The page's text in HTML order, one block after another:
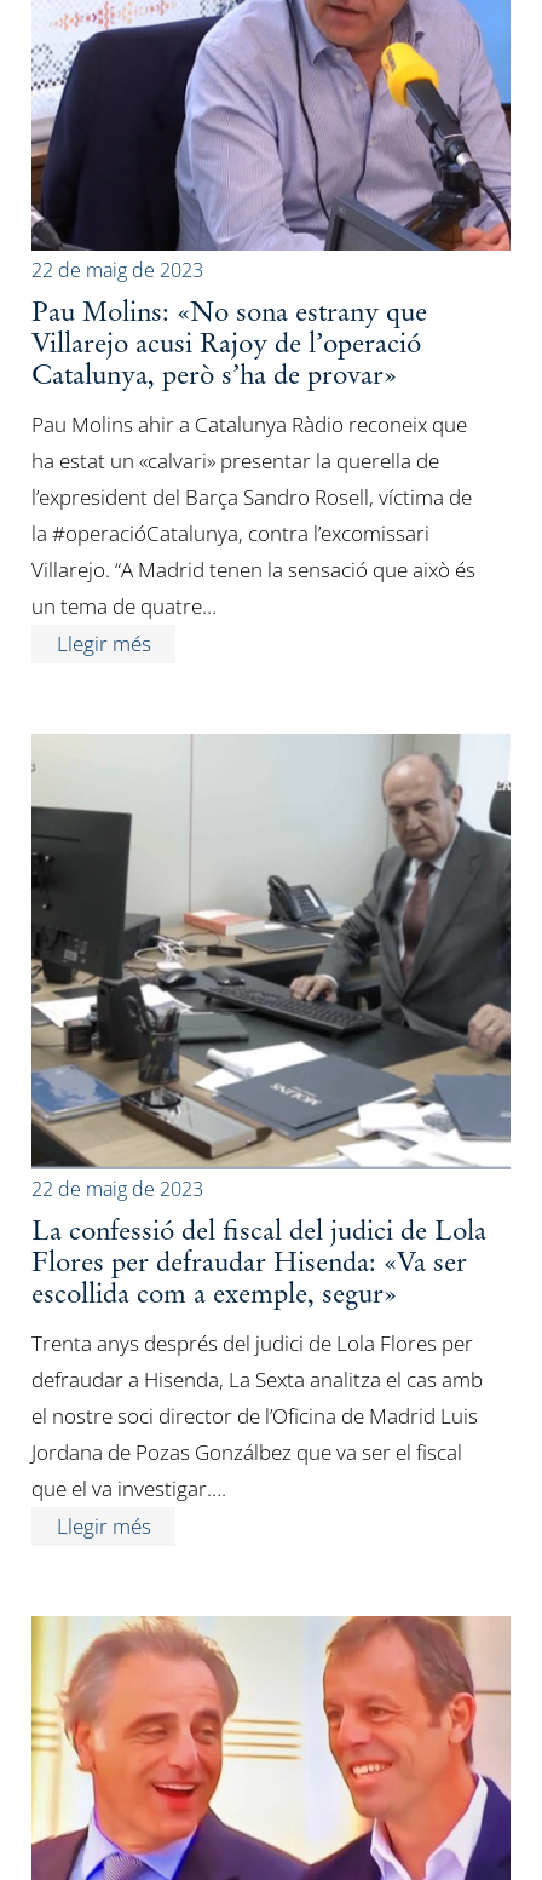
22 de maig de 2023
Pau Molins: «No sona estrany que
Villarejo acusi Rajoy de l’operació
Catalunya, però s’ha de provar»
Pau Molins ahir a Catalunya Ràdio reconeix que
ha estat un «calvari» presentar la querella de
l’expresident del Barça Sandro Rosell, víctima de
la #operacióCatalunya, contra l’excomissari
Villarejo. “A Madrid tenen la sensació que això és
un tema de quatre…
Llegir més
22 de maig de 2023
La confessió del fiscal del judici de Lola
Flores per defraudar Hisenda: «Va ser
escollida com a exemple, segur»
Trenta anys després del judici de Lola Flores per
defraudar a Hisenda, La Sexta analitza el cas amb
el nostre soci director de l’Oficina de Madrid Luis
Jordana de Pozas Gonzálbez que va ser el fiscal
que el va investigar….
Llegir més